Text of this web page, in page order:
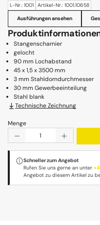
L-Nr.: 1001 Artikel-Nr.: 1001.10658
Ausführungen ansehen
Stangenscharnier
gelocht
90 mm Lochabstand
45 x 1,5 x 3500 mm
3 mm Stahldorndurchmesser
30 mm Gewerbeeinteilung
Stahl blank
Technische Zeichnung
Menge
Produkt Anzahl: Gib
Schneller zum Angebot
Rufen Sie uns gerne an unter
Angebot zu diesem Artikel zu